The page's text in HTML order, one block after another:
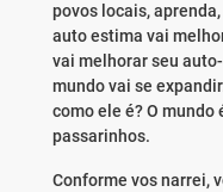
povos locais,
auto estima vai
vai melhorar seu
mundo vai se
como ele é? O mundo
passarinhos.
Conforme vos narrei,